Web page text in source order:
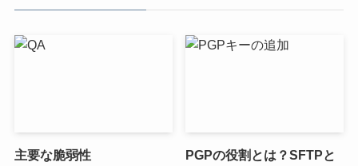
主要な脆弱性
PGPの役割とは？SFTPと